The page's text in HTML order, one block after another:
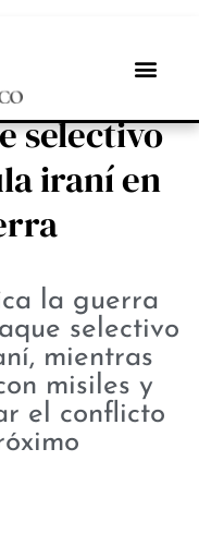
contra
selectivo
iraní en
la guerra
selectivo
mientras
misiles y
el conflicto